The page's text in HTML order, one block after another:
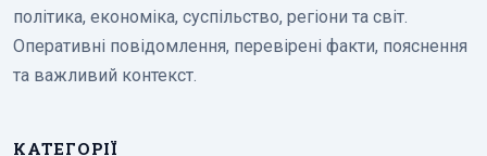
політика, економіка, суспільство, регіони та світ.
Оперативні повідомлення, перевірені факти, пояснення
та важливий контекст.
КАТЕГОРІЇ